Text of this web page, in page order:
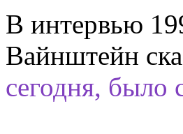
В интервью
Вайнштейн
сегодня, было